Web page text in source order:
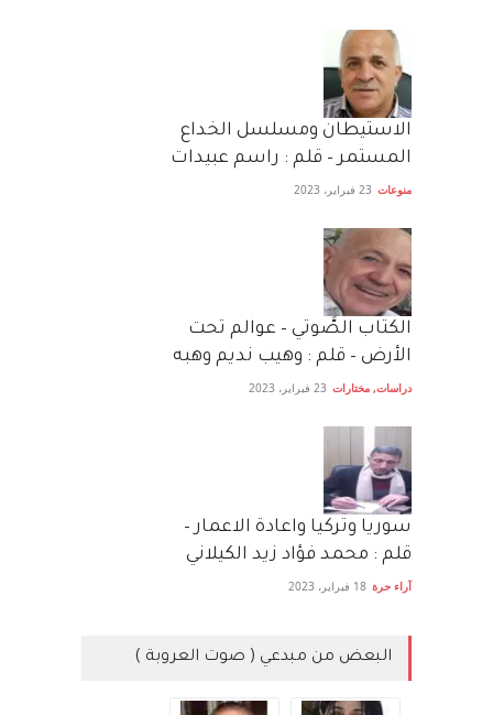
الاستيطان ومسلسل الخداع
المستمر – قلم : راسم عبيدات
منوعات 23 فبراير، 2023
الكتاب الصَّوتي – عوالم تحت
الأرض – قلم : وهيب نديم وهبه
دراسات, مختارات 23 فبراير، 2023
سوريا وتركيا واعادة الاعمار –
قلم : محمد فؤاد زيد الكيلاني
آراء حرة 18 فبراير، 2023
البعض من مبدعي ( صوت العروبة )